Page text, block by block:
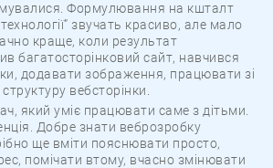
Формулювання на кшталт
звучать красиво, але мало
краще, коли результат
багатосторінковий сайт, навчився
додавати зображення, працювати зі
вебсторінки.
який уміє працювати саме з дітьми.
Добре знати веброзробку
ще вміти пояснювати просто,
помічати втому, вчасно змінювати